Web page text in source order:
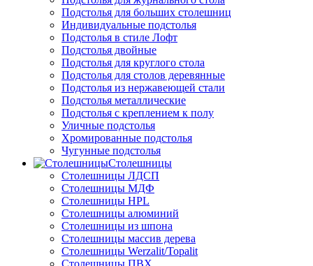
Подстолья для больших столешниц
Индивидуальные подстолья
Подстолья в стиле Лофт
Подстолья двойные
Подстолья для круглого стола
Подстолья для столов деревянные
Подстолья из нержавеющей стали
Подстолья металлические
Подстолья с креплением к полу
Уличные подстолья
Хромированные подстолья
Чугунные подстолья
Столешницы
Столешницы ЛДСП
Столешницы МДФ
Столешницы HPL
Столешницы алюминий
Столешницы из шпона
Столешницы массив дерева
Столешницы Werzalit/Topalit
Столешницы ПВХ